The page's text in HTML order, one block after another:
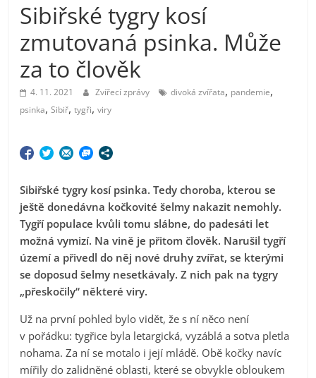
Sibiřské tygry kosí
zmutovaná psinka. Může
za to člověk
4. 11. 2021 Zvířecí zprávy divoká zvířata, pandemie,
psinka,Sibiř,tygři,viry
Sibiřské tygry kosí psinka. Tedy choroba, kterou se
ještě donedávna kočkovité šelmy nakazit nemohly.
Tygří populace kvůli tomu slábne, do padesáti let
možná vymizí. Na vině je přitom člověk. Narušil tygří
území a přivedl do něj nové druhy zvířat, se kterými
se doposud šelmy nesetkávaly. Z nich pak na tygry
„přeskočily“ některé viry.
Už na první pohled bylo vidět, že s ní něco není
v pořádku: tygřice byla letargická, vyzáblá a sotva pletla
nohama. Za ní se motalo i její mládě. Obě kočky navíc
mířily do zalidněné oblasti, které se obvykle obloukem